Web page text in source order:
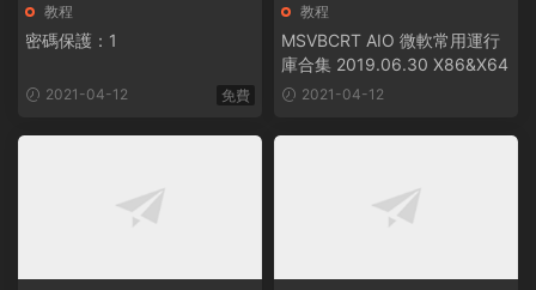
教程
密碼保護：1
2021-04-12 免費
教程
MSVBCRT AIO 微軟常用運行
庫合集 2019.06.30 X86&X64
2021-04-12